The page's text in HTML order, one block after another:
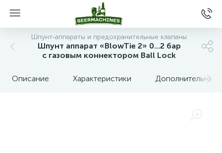
Шпунт-аппараты и предохранительные клапаны
Шпунт аппарат «BlowTie 2» 0...2 бар
с газовым коннектором Ball Lock
Описание Характеристики Дополнительные